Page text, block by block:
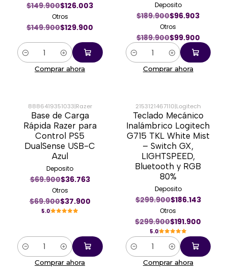
$149.900$126.003
Otros
$149.900$129.900
Cantidad
Comprar ahora
Deposito
$189.900$96.903
Otros
$189.900$99.900
Cantidad
Comprar ahora
-46%
8886419351033|Razer
Base de Carga
Rápida Razer para
Control PS5
DualSense USB-C
Azul
Deposito
$69.900$36.763
Otros
$69.900$37.900
5.0
Cantidad
Comprar ahora
-36%
2153121467110|Logitech
Teclado Mecánico
Inalámbrico Logitech
G715 TKL White Mist
– Switch GX,
LIGHTSPEED,
Bluetooth y RGB
80%
Deposito
$299.900$186.143
Otros
$299.900$191.900
5.0
Cantidad
Comprar ahora